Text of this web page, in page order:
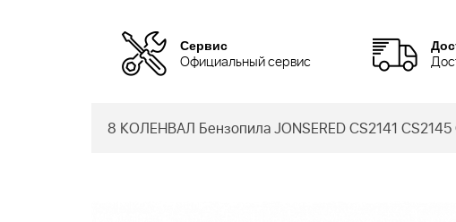
Сервис
Официальный сервис
8 КОЛЕНВАЛ Бензопила JONSERED CS2141 CS2145